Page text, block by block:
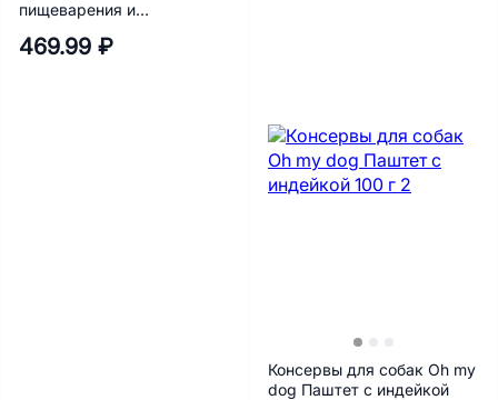
пищеварения и
(мальабсорбция/
469.99 ₽
Консервы для собак Oh my
dog Паштет с индейкой